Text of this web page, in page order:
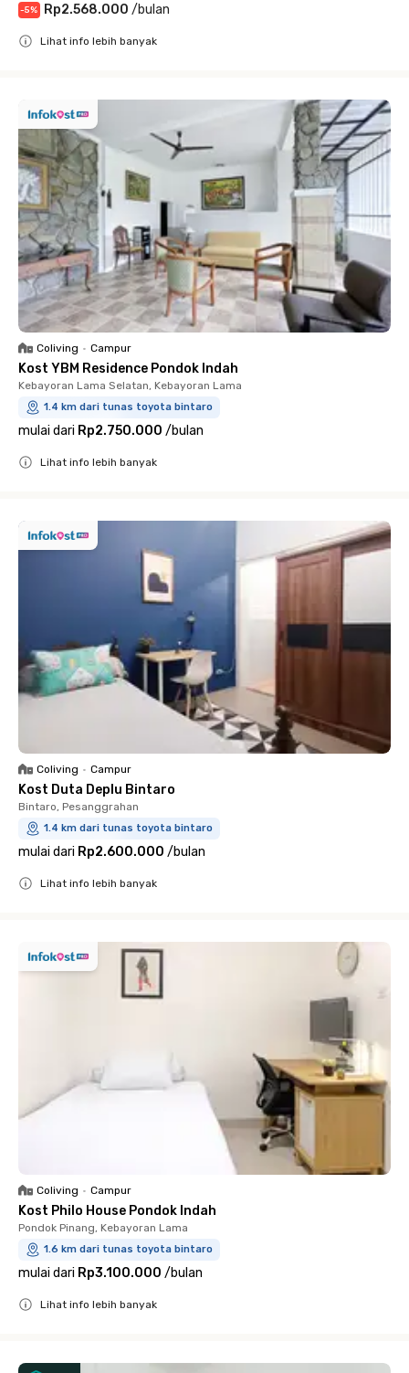
-5% Rp2.568.000 /bulan
Lihat info lebih banyak
Coliving • Campur
Kost YBM Residence Pondok Indah
Kebayoran Lama Selatan, Kebayoran Lama
1.4 km dari tunas toyota bintaro
mulai dari Rp2.750.000 /bulan
Lihat info lebih banyak
Coliving • Campur
Kost Duta Deplu Bintaro
Bintaro, Pesanggrahan
1.4 km dari tunas toyota bintaro
mulai dari Rp2.600.000 /bulan
Lihat info lebih banyak
Coliving • Campur
Kost Philo House Pondok Indah
Pondok Pinang, Kebayoran Lama
1.6 km dari tunas toyota bintaro
mulai dari Rp3.100.000 /bulan
Lihat info lebih banyak